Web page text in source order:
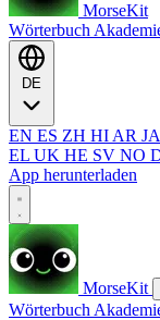
MorseKit
Wörterbuch
EN ES ZH HI AR JA
EL UK HE SV NO
App herunterladen
MorseKit
Wörterbuch